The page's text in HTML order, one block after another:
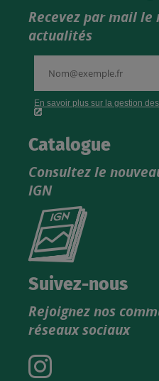
Recevez par mail
actualités
Catalogue
Consultez le
IGN
Consultez
catalogue
IGN
Suivez-nous
Rejoignez nos
réseaux sociaux